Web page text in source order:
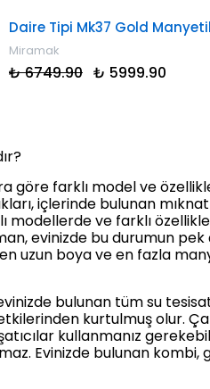
Daire Tipi Mk37 Gold
Miramak
₺ 6749.90 ₺ 5999.90
göre farklı model ve
içlerinde bulunan
ve farklı
evinizde bu durumun
uzun boya ve en fazla
bulunan tüm su
kurtulmuş olur.
kullanmanız
Evinizde bulunan